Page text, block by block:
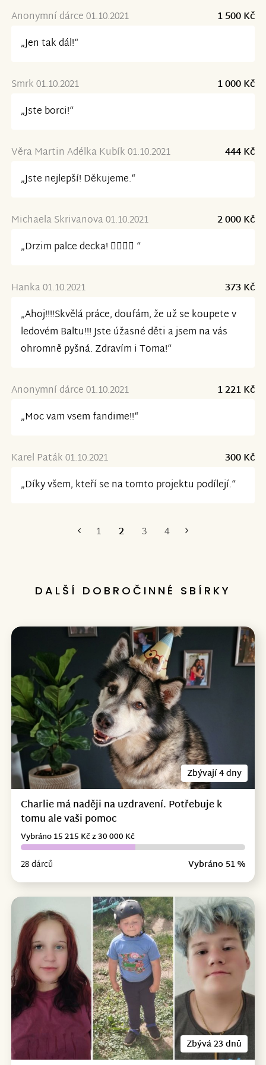
Anonymní dárce 01.10.2021
1 500 Kč
„Jen tak dál!“
Smrk 01.10.2021
1 000 Kč
„Jste borci!“
Věra Martin Adélka Kubík 01.10.2021
444 Kč
„Jste nejlepší! Děkujeme.“
Michaela Skrivanova 01.10.2021
2 000 Kč
„Drzim palce decka! 👍🏼👏🏼 “
Hanka 01.10.2021
373 Kč
„Ahoj!!!!Skvělá práce, doufám, že už se koupete v
ledovém Baltu!!! Jste úžasné děti a jsem na vás
ohromně pyšná. Zdravím i Toma!“
Anonymní dárce 01.10.2021
1 221 Kč
„Moc vam vsem fandime!!“
Karel Paták 01.10.2021
300 Kč
„Díky všem, kteří se na tomto projektu podílejí.“
1 2 3 4
DALŠÍ DOBROČINNÉ SBÍRKY
Zbývají 4 dny
Charlie má naději na uzdravení. Potřebuje k
tomu ale vaši pomoc
28 dárců Vybráno 51 %
Vybráno 15 215 Kč z 30 000 Kč
Zbývá 23 dnů